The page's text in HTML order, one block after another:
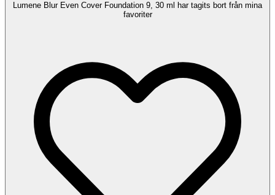
Lumene Blur Even Cover Foundation 9, 30 ml har tagits bort från mina
favoriter